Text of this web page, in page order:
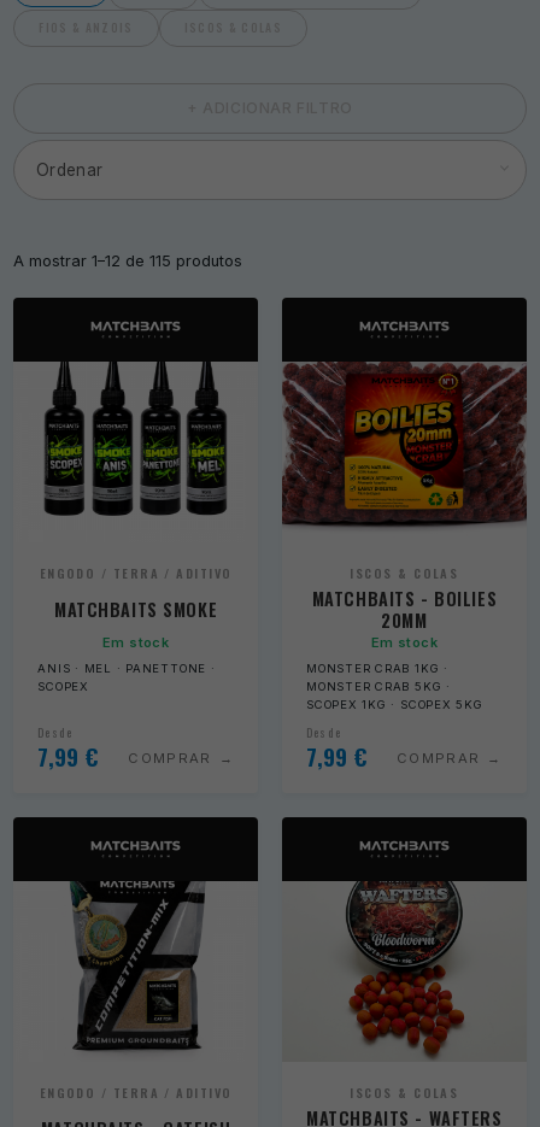
A mostrar 1–12 de 115 produtos
ENGODO / TERRA / ADITIVO
MATCHBAITS SMOKE
Em stock
ANIS · MEL · PANETTONE ·
SCOPEX
Desde
7,99 € COMPRAR
ISCOS & COLAS
MATCHBAITS - BOILIES
20MM
Em stock
MONSTER CRAB 1KG ·
MONSTER CRAB 5KG ·
SCOPEX 1KG · SCOPEX 5KG
Desde
7,99 € COMPRAR
ENGODO / TERRA / ADITIVO ISCOS & COLAS
MATCHBAITS - WAFTERS